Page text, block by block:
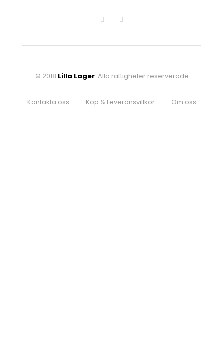
© 2018 Lilla Lager. Alla rättigheter reserverade
Kontakta oss Köp & Leveransvillkor Om oss